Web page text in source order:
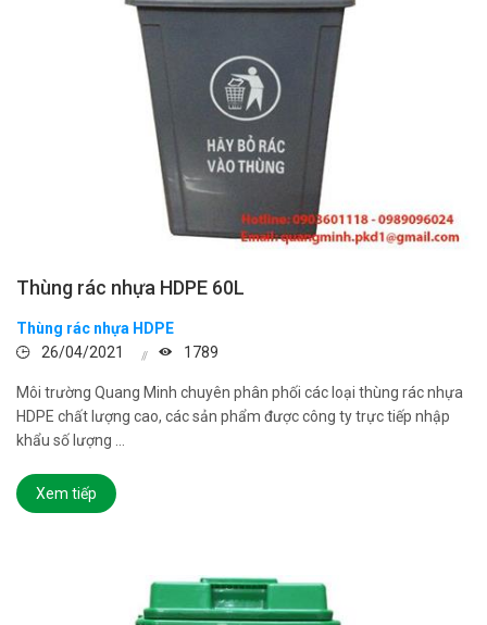
Thùng rác nhựa HDPE 60L
Thùng rác nhựa HDPE
26/04/2021
1789
Môi trường Quang Minh chuyên phân phối các loại thùng rác nhựa
HDPE chất lượng cao, các sản phẩm được công ty trực tiếp nhập
khẩu số lượng ...
Xem tiếp